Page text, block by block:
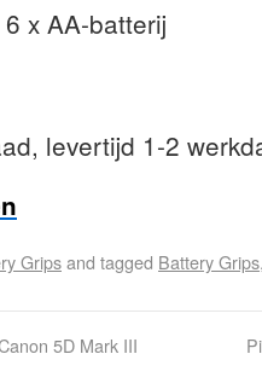
x AA-batterij
levertijd 1-2
Gripsand tagged Battery Grips
5D Mark III